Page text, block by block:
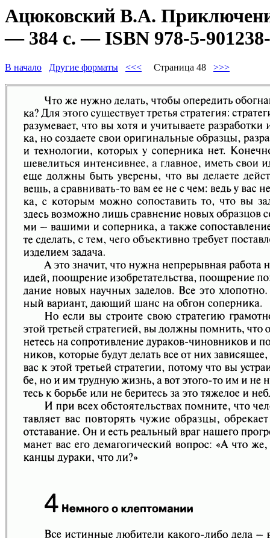
Ацюковский В.А.
— 384 с. — ISBN 978-5-
В начало Другие форматы <<< Страница 48 >>>